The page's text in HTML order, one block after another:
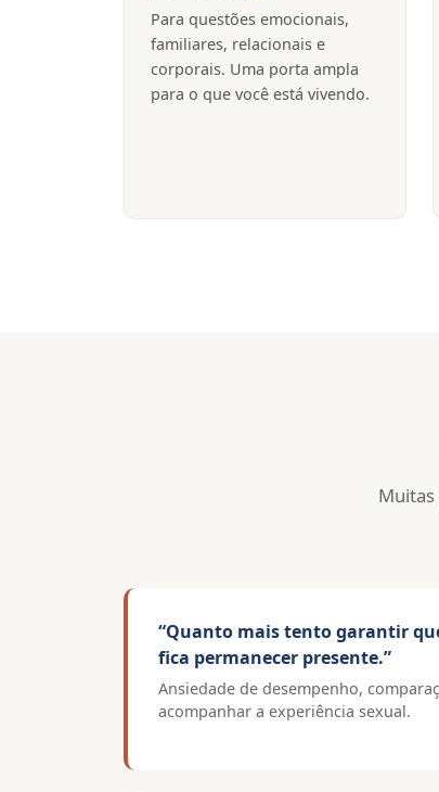
Para questões emocionais,
familiares, relacionais e
corporais. Uma porta ampla
para o que você está vivendo.
Muitas
“Quanto mais tento garantir
fica permanecer presente.”
Ansiedade de desempenho,
acompanhar a experiência sexual.